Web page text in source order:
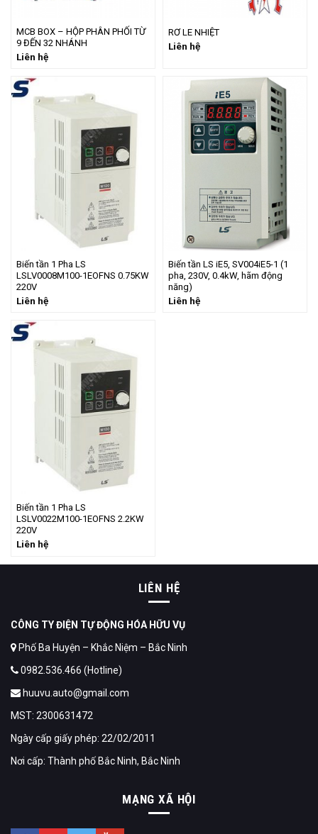
MCB BOX – HỘP PHÂN PHỐI TỪ
9 ĐẾN 32 NHÁNH
Liên hệ
RƠ LE NHIỆT
Liên hệ
Biến tần 1 Pha LS
LSLV0008M100-1EOFNS 0.75KW
220V
Liên hệ
Biến tần LS iE5, SV004iE5-1 (1
pha, 230V, 0.4kW, hãm động
năng)
Liên hệ
Biến tần 1 Pha LS
LSLV0022M100-1EOFNS 2.2KW
220V
Liên hệ
LIÊN HỆ
CÔNG TY ĐIỆN TỰ ĐỘNG HÓA HỮU VỤ
Phố Ba Huyện – Khắc Niệm – Bắc Ninh
0982.536.466 (Hotline)
huuvu.auto@gmail.com
MST: 2300631472
Ngày cấp giấy phép: 22/02/2011
Nơi cấp: Thành phố Bắc Ninh, Bắc Ninh
MẠNG XÃ HỘI